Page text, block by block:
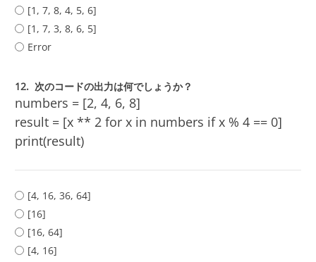
[1, 7, 8, 4, 5, 6]
[1, 7, 3, 8, 6, 5]
Error
12. 次のコードの出力は何でしょうか？
numbers = [2, 4, 6, 8]
result = [x ** 2 for x in numbers if x % 4 == 0]
print(result)
[4, 16, 36, 64]
[16]
[16, 64]
[4, 16]